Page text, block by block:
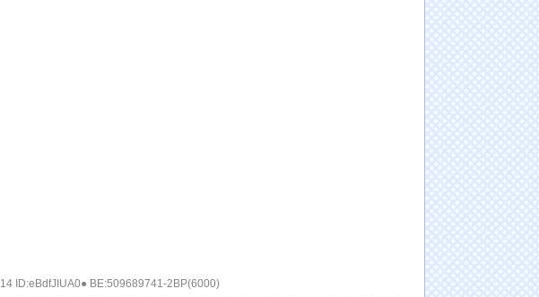
ID:eBdfJIUA0● BE:509689741-2BP(6000)